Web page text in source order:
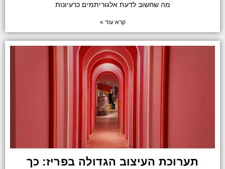
מה שחשוב לדעת אלגוריתמים כרעיונות
קרא עוד »
תערוכת העיצוב הגדולה בפריז: כך